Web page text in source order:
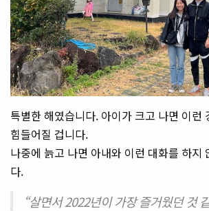
특별한 해였습니다. 아이가 크고 나면 이런
힘들어질 겁니다.
나중에 늙고 나면 아내와 이런 대화를 하지
다.
“살면서 2022년이 가장 즐거웠던 것